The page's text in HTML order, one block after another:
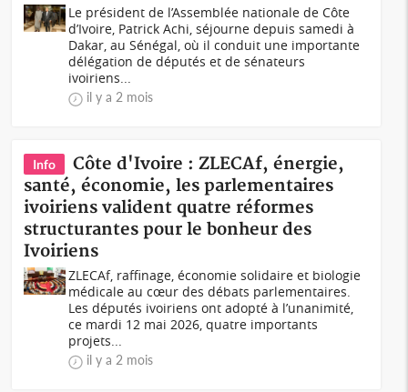
Le président de l’Assemblée nationale de Côte
d’Ivoire, Patrick Achi, séjourne depuis samedi à
Dakar, au Sénégal, où il conduit une importante
délégation de députés et de sénateurs
ivoiriens...
il y a 2 mois
Info
Côte d'Ivoire : ZLECAf, énergie,
santé, économie, les parlementaires
ivoiriens valident quatre réformes
structurantes pour le bonheur des
Ivoiriens
ZLECAf, raffinage, économie solidaire et biologie
médicale au cœur des débats parlementaires.
Les députés ivoiriens ont adopté à l’unanimité,
ce mardi 12 mai 2026, quatre importants
projets...
il y a 2 mois